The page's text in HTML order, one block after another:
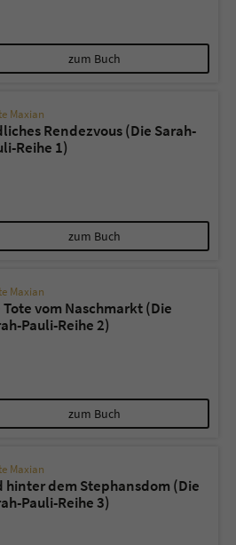
zum Buch
Maxian
Rendezvous (Die Sarah-
Reihe 1)
zum Buch
Maxian
Tote vom Naschmarkt (Die
Pauli-Reihe 2)
zum Buch
Maxian
hinter dem Stephansdom (Die
Pauli-Reihe 3)